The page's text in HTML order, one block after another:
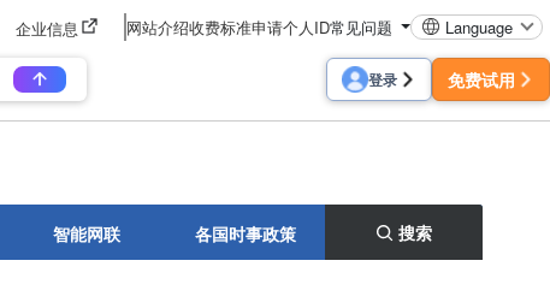
企业信息 网站介绍收费标准申请个人ID常见问题 Language
登录 免费试用
智能网联 各国时事政策 搜索